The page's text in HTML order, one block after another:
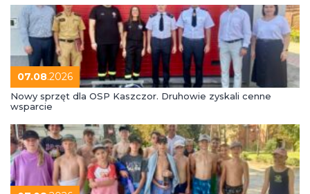
07.08.2026
Nowy sprzęt dla OSP Kaszczor. Druhowie zyskali cenne
wsparcie